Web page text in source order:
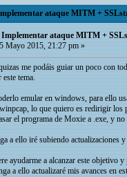
ataque MITM +
Implementar ataque MITM +
Mayo 2015, 21:27 pm »
me podáis guiar un poco con
este tema.
emular en windows, para ello
lo que quiero es redirigir los
el programa de Moxie a .exe, y
a ello iré subiendo actualizaciones
ayudarme a alcanzar este objetivo
a ello actualizaré mis avances en